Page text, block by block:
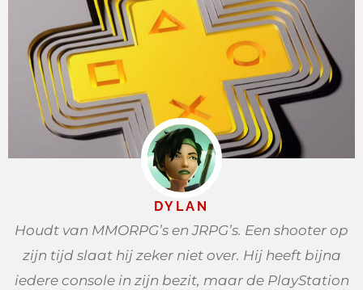
DYLAN
Houdt van MMORPG’s en JRPG’s. Een shooter op
zijn tijd slaat hij zeker niet over. Hij heeft bijna
iedere console in zijn bezit, maar de PlayStation